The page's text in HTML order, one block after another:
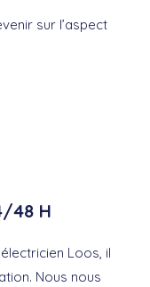
sur l’aspect
48 H
Loos, il
Nous nous